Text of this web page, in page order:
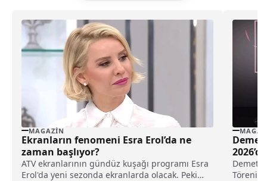
MAGAZIN
Ekranların fenomeni Esra Erol’da ne
zaman başlıyor?
ATV ekranlarının gündüz kuşağı programı Esra
Erol'da yeni sezonda ekranlarda olacak. Peki
Demet
Demet